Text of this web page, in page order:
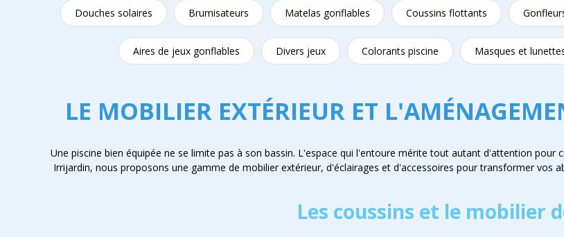
Douches solaires Brumisateurs Matelas gonflables Coussins flottants
Aires de jeux gonflables Divers jeux Colorants piscine Masques et
LE MOBILIER EXTÉRIEUR ET
Une piscine bien équipée ne se limite pas à son bassin. L'espace qui l'entoure mérite tout autant d'attention pour
Irrijardin, nous proposons une gamme de mobilier extérieur, d'éclairages et d'accessoires pour transformer vos
Les coussins et le mobilier